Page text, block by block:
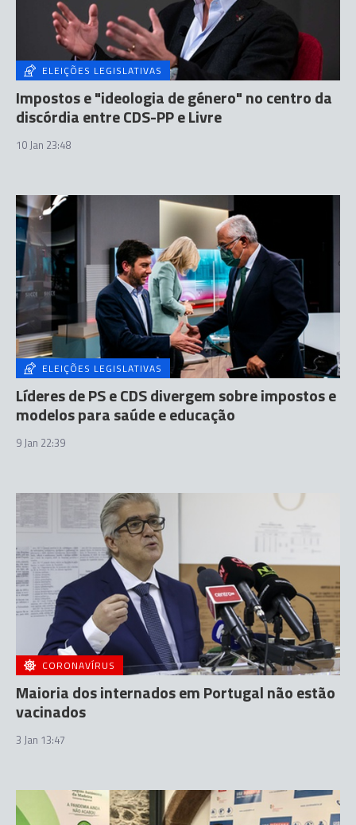
ELEIÇÕES LEGISLATIVAS
Impostos e "ideologia de género" no centro da
discórdia entre CDS-PP e Livre
10 Jan 23:48
ELEIÇÕES LEGISLATIVAS
Líderes de PS e CDS divergem sobre impostos e
modelos para saúde e educação
9 Jan 22:39
CORONAVÍRUS
Maioria dos internados em Portugal não estão
vacinados
3 Jan 13:47